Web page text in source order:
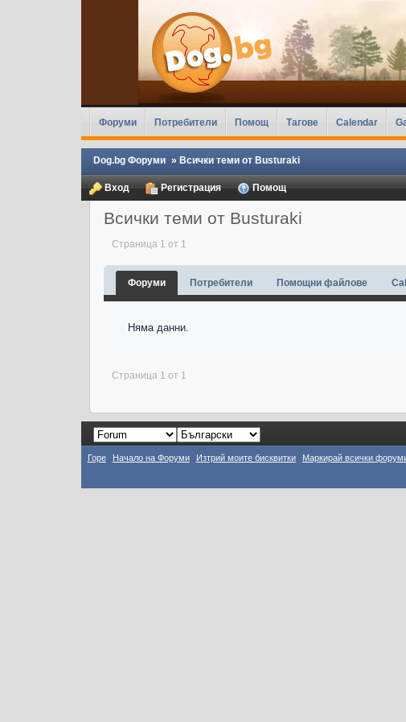
Форуми Потребители Помощ Тагове Calendar
Dog.bg Форуми » Всички теми от Busturaki
Вход Регистрация Помощ
Всички теми от Busturaki
Страница 1 от 1
Форуми Потребители Помощни файлове
Няма данни.
Страница 1 от 1
Горе Начало на Форуми Изтрий моите бисквитки Маркирай всички